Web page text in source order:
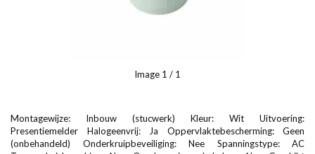
Image 1 / 1
Montagewijze: Inbouw (stucwerk) Kleur: Wit Uitvoering:
Presentiemelder Halogeenvrij: Ja Oppervlaktebescherming: Geen
(onbehandeld) Onderkruipbeveiliging: Nee Spanningstype: AC